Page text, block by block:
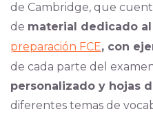
de Cambridge, que
de material dedicado al
preparación FCE, con
de cada parte del
personalizado y hojas
diferentes temas de